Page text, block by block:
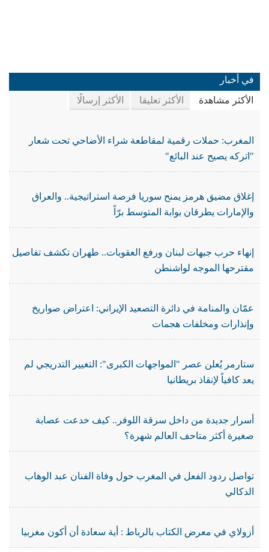
في أخبار
الأكثر مشاهدة الأكثر تعليقا الأكثر إرسالًا
المغرب: حملات رقمية لمقاطعة شراء الأضاحي تحت شعار
"اتركه يصيح عند البائع"
إغلاق مضيق هرمز يمنح سوريا فرصة استراتيجية.. والعراق
والإمارات يطرقان بوابة المتوسط برّاً
إنهاء حرب جبهات لبنان ورفع العقوبات.. طهران تكشف تفاصيل
مقترحها الموجه لواشنطن
عمّان والمنامة في دائرة التصعيد الإيراني: اعتراض صواريخ
وإنذارات ومخلفات هجمات
ستارمر يُعلن عصر "المواجهات الكبرى": التغيير التدريجي لم
يعد كافياً لإنقاذ بريطانيا
أسرار جديدة من داخل سرقة اللوفر.. كيف خدعت عصابة
صغيرة أكثر متاحف العالم شهرة؟
تواصل ردود الفعل في المغرب حول وفاة الفنان عبد الوهاب
الدكالي
أزولاي في معرض الكتاب بالرباط : أية سعادة أن أكون مغربيا